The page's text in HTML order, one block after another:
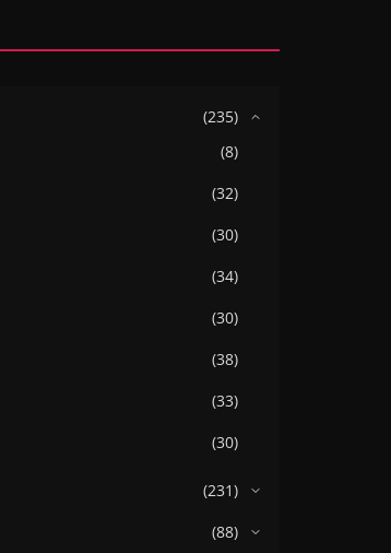
(235)
(8)
(32)
(30)
(34)
(30)
(38)
(33)
(30)
(231)
(88)